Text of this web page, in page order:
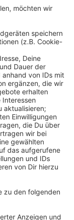
voraussichtlich
Das Hattinger
einem
anderem
Friedrich-
aktuellen
ihrhier.